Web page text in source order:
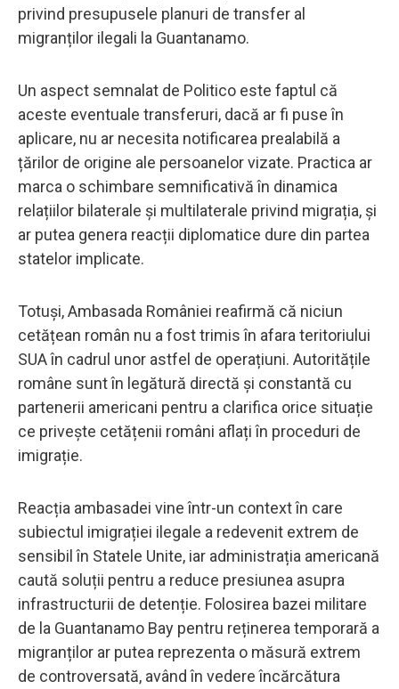
privind presupusele planuri de transfer al
migranților ilegali la Guantanamo.
Un aspect semnalat de Politico este faptul că
aceste eventuale transferuri, dacă ar fi puse în
aplicare, nu ar necesita notificarea prealabilă a
țărilor de origine ale persoanelor vizate. Practica ar
marca o schimbare semnificativă în dinamica
relațiilor bilaterale și multilaterale privind migrația, și
ar putea genera reacții diplomatice dure din partea
statelor implicate.
Totuși, Ambasada României reafirmă că niciun
cetățean român nu a fost trimis în afara teritoriului
SUA în cadrul unor astfel de operațiuni. Autoritățile
române sunt în legătură directă și constantă cu
partenerii americani pentru a clarifica orice situație
ce privește cetățenii români aflați în proceduri de
imigrație.
Reacția ambasadei vine într-un context în care
subiectul imigrației ilegale a redevenit extrem de
sensibil în Statele Unite, iar administrația americană
caută soluții pentru a reduce presiunea asupra
infrastructurii de detenție. Folosirea bazei militare
de la Guantanamo Bay pentru reținerea temporară a
migranților ar putea reprezenta o măsură extrem
de controversată, având în vedere încărcătura